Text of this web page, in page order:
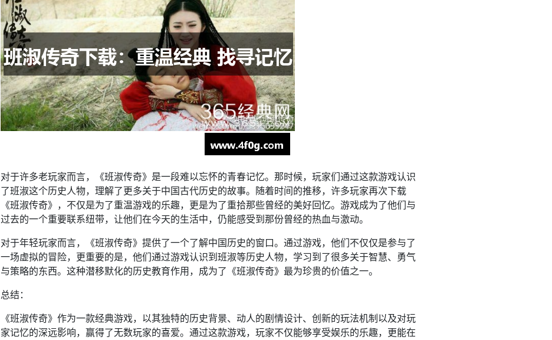
对于许多老玩家而言，《班淑传奇》是一段难以忘怀的青春记忆。那时候，玩家们通过这款游戏认识
了班淑这个历史人物，理解了更多关于中国古代历史的故事。随着时间的推移，许多玩家再次下载
《班淑传奇》，不仅是为了重温游戏的乐趣，更是为了重拾那些曾经的美好回忆。游戏成为了他们与
过去的一个重要联系纽带，让他们在今天的生活中，仍能感受到那份曾经的热血与激动。
对于年轻玩家而言，《班淑传奇》提供了一个了解中国历史的窗口。通过游戏，他们不仅仅是参与了
一场虚拟的冒险，更重要的是，他们通过游戏认识到班淑等历史人物，学习到了很多关于智慧、勇气
与策略的东西。这种潜移默化的历史教育作用，成为了《班淑传奇》最为珍贵的价值之一。
总结：
《班淑传奇》作为一款经典游戏，以其独特的历史背景、动人的剧情设计、创新的玩法机制以及对玩
家记忆的深远影响，赢得了无数玩家的喜爱。通过这款游戏，玩家不仅能够享受娱乐的乐趣，更能在